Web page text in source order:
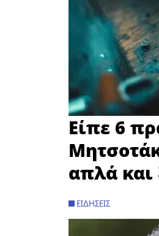
Είπε 6
απλά και
ΕΙΔΉΣΕΙΣ